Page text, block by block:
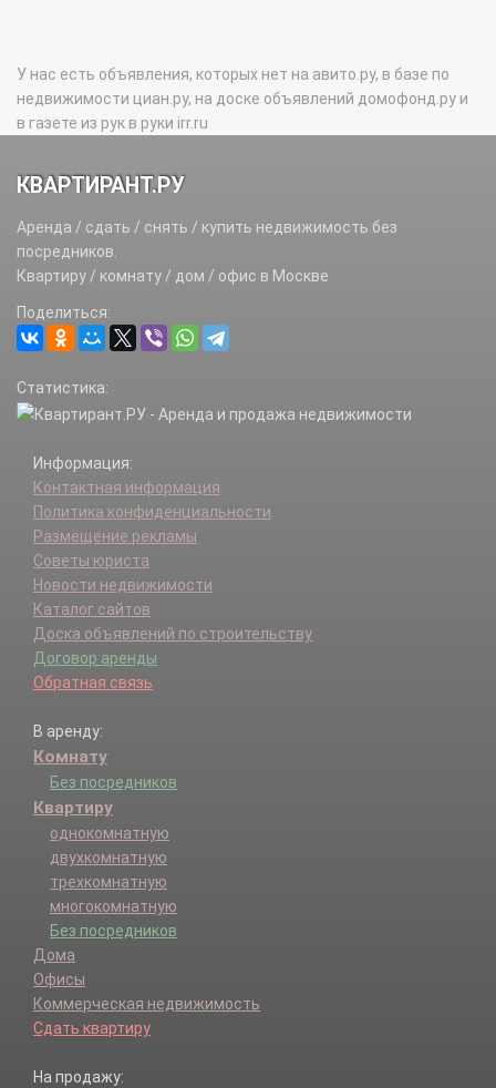
У нас есть объявления, которых нет на авито.ру, в базе по
недвижимости циан.ру, на доске объявлений домофонд.ру и
в газете из рук в руки irr.ru
КВАРТИРАНТ.РУ
Аренда / сдать / снять / купить недвижимость без
посредников.
Квартиру / комнату / дом / офис в Москве
Поделиться:
Статистика:
Информация:
Контактная информация
Политика конфиденциальности
Размещение рекламы
Советы юриста
Новости недвижимости
Каталог сайтов
Доска объявлений по строительству
Договор аренды
Обратная связь
В аренду:
Комнату
Без посредников
Квартиру
однокомнатную
двухкомнатную
трехкомнатную
многокомнатную
Без посредников
Дома
Офисы
Коммерческая недвижимость
Сдать квартиру
На продажу: